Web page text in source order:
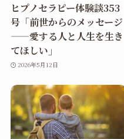
ヒプノセラピー体験談353
号「前世からのメッセージ
——愛する人と人生を生き
てほしい」
2026年5月12日